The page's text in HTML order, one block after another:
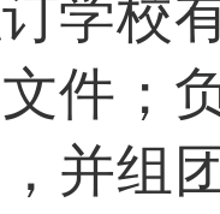
学校
件；
并组